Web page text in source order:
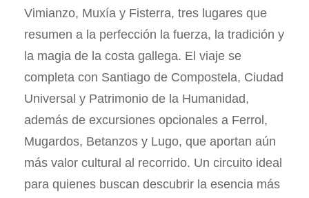
Vimianzo, Muxía y Fisterra, tres lugares que
resumen a la perfección la fuerza, la tradición y
la magia de la costa gallega. El viaje se
completa con Santiago de Compostela, Ciudad
Universal y Patrimonio de la Humanidad,
además de excursiones opcionales a Ferrol,
Mugardos, Betanzos y Lugo, que aportan aún
más valor cultural al recorrido. Un circuito ideal
para quienes buscan descubrir la esencia más